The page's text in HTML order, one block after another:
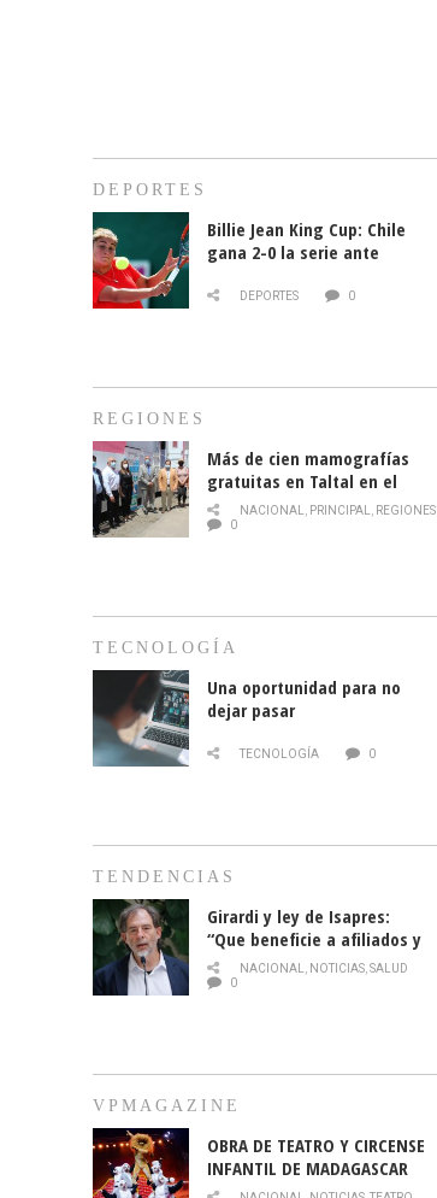
DEPORTES
Billie Jean King Cup: Chile
gana 2-0 la serie ante
DEPORTES 0
REGIONES
Más de cien mamografías
gratuitas en Taltal en el
mes de la prevención del
cáncer de mama
NACIONAL, PRINCIPAL, REGIONES
0
TECNOLOGÍA
Una oportunidad para no
dejar pasar
TECNOLOGÍA 0
TENDENCIAS
Girardi y ley de Isapres:
“Que beneficie a afiliados y
no legalice el abuso”
NACIONAL, NOTICIAS,SALUD
0
VPMAGAZINE
OBRA DE TEATRO Y CIRCENSE
INFANTIL DE MADAGASCAR
EN EL PARQUE HURATDO